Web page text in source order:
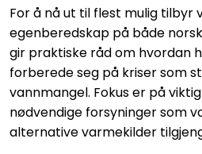
For å nå ut til flest mulig tilbyr
egenberedskap på både
gir praktiske råd om hvordan
forberede seg på kriser som
vannmangel. Fokus er på
nødvendige forsyninger som
alternative varmekilder